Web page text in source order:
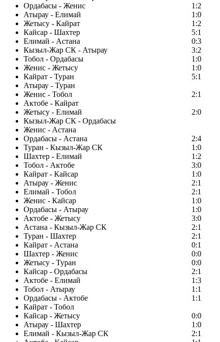
Ордабасы - Женис
1:2
Атырау - Елимай
1:0
Жетысу - Кайрат
1:2
Кайсар - Шахтер
5:1
Елимай - Астана
0:3
Кызыл-Жар СК - Атырау
3:2
Тобол - Ордабасы
1:0
Женис - Жетысу
1:0
Кайрат - Туран
5:1
Атырау - Туран
Женис - Тобол
2:1
Актобе - Кайрат
Жетысу - Елимай
2:0
Кызыл-Жар СК - Ордабасы
Женис - Астана
Ордабасы - Астана
2:4
Туран - Кызыл-Жар СК
1:0
Шахтер - Елимай
1:2
Тобол - Актобе
3:0
Кайрат - Кайсар
1:0
Атырау - Женис
2:1
Елимай - Тобол
2:1
Женис - Кайсар
1:0
Ордабасы - Атырау
1:0
Актобе - Жетысу
3:0
Астана - Кызыл-Жар СК
2:1
Туран - Шахтер
2:1
Кайрат - Астана
0:1
Шахтер - Женис
0:0
Жетысу - Туран
0:0
Кайсар - Ордабасы
2:1
Актобе - Елимай
1:3
Тобол - Атырау
1:1
Ордабасы - Актобе
1:1
Кайрат - Тобол
Кайсар - Жетысу
0:0
Атырау - Шахтер
1:0
Елимай - Кызыл-Жар СК
2:1